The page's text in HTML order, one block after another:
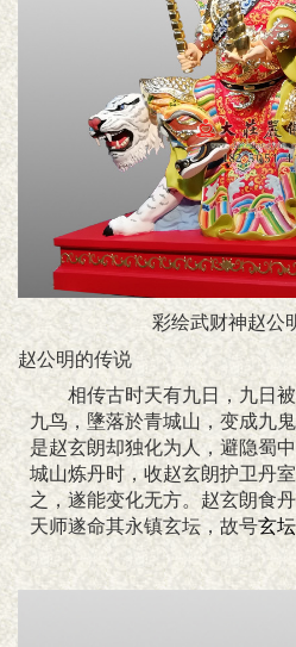
彩绘武财神赵公
赵公明的传说
相传古时天有九日，九日被
九鸟，墬落於青城山，变成九
是赵玄朗却独化为人，避隐蜀
城山炼丹时，收赵玄朗护卫丹
之，遂能变化无方。赵玄朗食
天师遂命其永镇玄坛，故号玄